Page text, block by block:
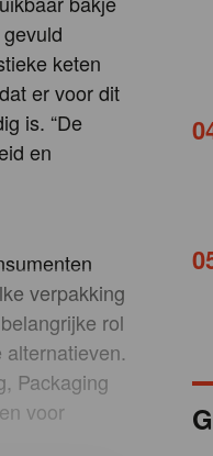
keten
er voor dit
is. “De
en
verpakking
rol
Packaging
voor